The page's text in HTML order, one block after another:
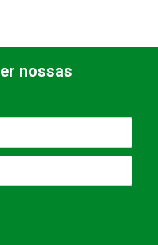
nossas